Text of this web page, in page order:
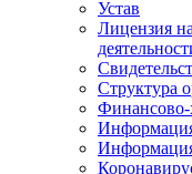
Устав
Лицензия
Структура
Финансово-